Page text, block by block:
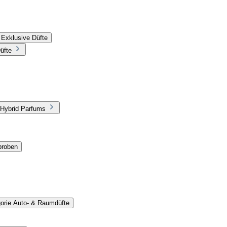
Düfte
Parfums
Auto- & Raumdüfte